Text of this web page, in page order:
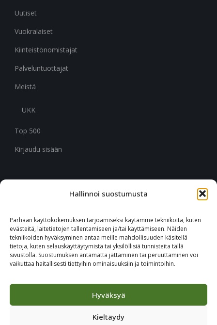
Hallinnoi suostumusta
Parhaan käyttökokemuksen tarjoamiseksi käytämme tekniikoita, kuten
evästeitä, laitetietojen tallentamiseen ja/tai käyttämiseen. Näiden
tekniikoiden hyväksyminen antaa meille mahdollisuuden käsitellä
tietoja, kuten selauskäyttäytymistä tai yksilöllisiä tunnisteita tällä
sivustolla. Suostumuksen antamatta jättäminen tai peruuttaminen voi
vaikuttaa haitallisesti tiettyihin ominaisuuksiin ja toimintoihin.
Hyväksyä
Kieltäydy
Uutiset
Vuokralaiset
Kiinteistönomistajat
Palveluntuottajat
Meistä
UKK
Top 500
Kirjaudu sisään
CITYMARK SUOMI
02330 Espoo
+46 651 760 400
Tilaa Citymark-uutiskirje